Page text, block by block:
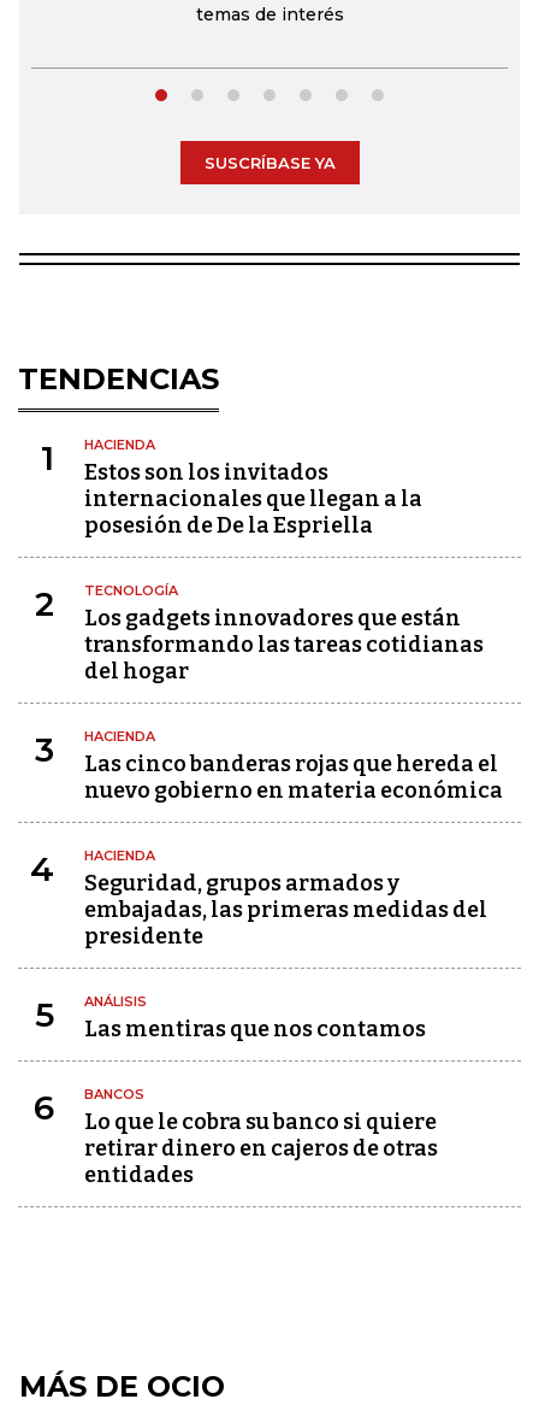
temas de interés
SUSCRÍBASE YA
TENDENCIAS
1 HACIENDA
Estos son los invitados
internacionales que llegan a la
posesión de De la Espriella
2 TECNOLOGÍA
Los gadgets innovadores que están
transformando las tareas cotidianas
del hogar
3 HACIENDA
Las cinco banderas rojas que hereda el
nuevo gobierno en materia económica
4 HACIENDA
Seguridad, grupos armados y
embajadas, las primeras medidas del
presidente
5 ANÁLISIS
Las mentiras que nos contamos
6 BANCOS
Lo que le cobra su banco si quiere
retirar dinero en cajeros de otras
entidades
MÁS DE OCIO